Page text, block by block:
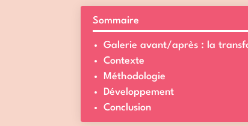
Sommaire
Galerie avant/après : la
Contexte
Méthodologie
Développement
Conclusion